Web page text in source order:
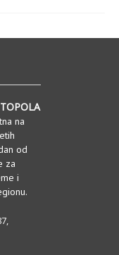
na
od
za
i